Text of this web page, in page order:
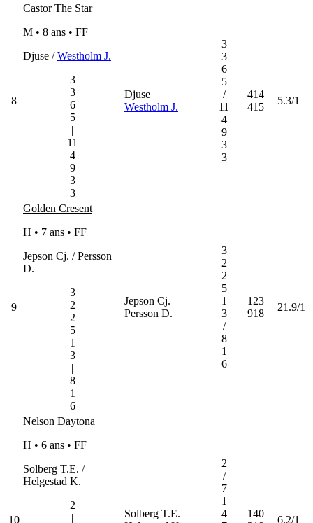
8
Castor The Star
M • 8 ans • FF
Djuse /Westholm J.
3
3
6
5
|
11
4
9
3
3
Djuse
Westholm J.
3
3
6
5
/
11
4
9
3
3
414
415
5.3/1
9
Golden Cresent
H • 7 ans • FF
Jepson Cj. / Persson
D.
3
2
2
5
1
3
|
8
1
6
Jepson Cj.
Persson D.
3
2
2
5
1
3
/
8
1
6
123
918
21.9/1
10
Nelson Daytona
H • 6 ans • FF
Solberg T.E. /
Helgestad K.
2
|
Solberg T.E.
2
/
7
1
4
140
6.2/1